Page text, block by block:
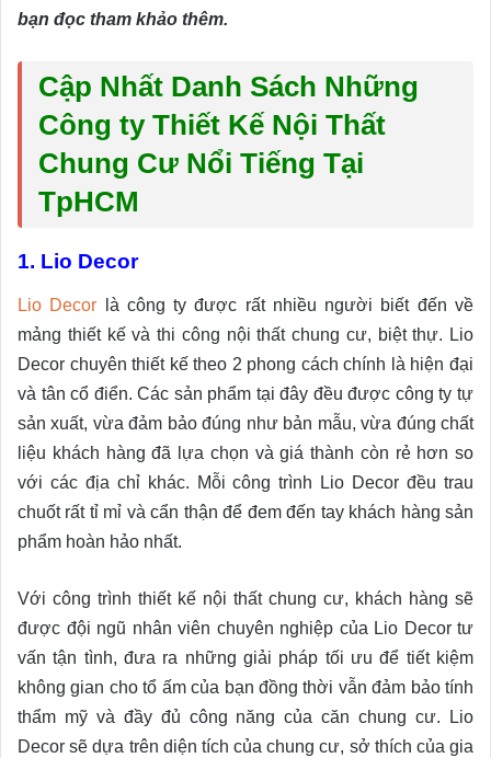
bạn đọc tham khảo thêm.
Cập Nhất Danh Sách Những
Công ty Thiết Kế Nội Thất
Chung Cư Nổi Tiếng Tại
TpHCM
1. Lio Decor
Lio Decor là công ty được rất nhiều người biết đến về
mảng thiết kế và thi công nội thất chung cư, biệt thự. Lio
Decor chuyên thiết kế theo 2 phong cách chính là hiện đại
và tân cổ điển. Các sản phẩm tại đây đều được công ty tự
sản xuất, vừa đảm bảo đúng như bản mẫu, vừa đúng chất
liệu khách hàng đã lựa chọn và giá thành còn rẻ hơn so
với các địa chỉ khác. Mỗi công trình Lio Decor đều trau
chuốt rất tỉ mỉ và cẩn thận để đem đến tay khách hàng sản
phẩm hoàn hảo nhất.
Với công trình thiết kế nội thất chung cư, khách hàng sẽ
được đội ngũ nhân viên chuyên nghiệp của Lio Decor tư
vấn tận tình, đưa ra những giải pháp tối ưu để tiết kiệm
không gian cho tổ ấm của bạn đồng thời vẫn đảm bảo tính
thẩm mỹ và đầy đủ công năng của căn chung cư. Lio
Decor sẽ dựa trên diện tích của chung cư, sở thích của gia